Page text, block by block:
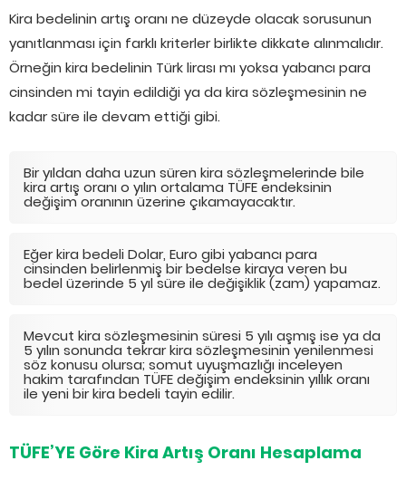
Kira bedelinin artış oranı ne düzeyde olacak sorusunun
yanıtlanması için farklı kriterler birlikte dikkate alınmalıdır.
Örneğin kira bedelinin Türk lirası mı yoksa yabancı para
cinsinden mi tayin edildiği ya da kira sözleşmesinin ne
kadar süre ile devam ettiği gibi.
Bir yıldan daha uzun süren kira sözleşmelerinde bile
kira artış oranı o yılın ortalama TÜFE endeksinin
değişim oranının üzerine çıkamayacaktır.
Eğer kira bedeli Dolar, Euro gibi yabancı para
cinsinden belirlenmiş bir bedelse kiraya veren bu
bedel üzerinde 5 yıl süre ile değişiklik (zam) yapamaz.
Mevcut kira sözleşmesinin süresi 5 yılı aşmış ise ya da
5 yılın sonunda tekrar kira sözleşmesinin yenilenmesi
söz konusu olursa; somut uyuşmazlığı inceleyen
hakim tarafından TÜFE değişim endeksinin yıllık oranı
ile yeni bir kira bedeli tayin edilir.
TÜFE’YE Göre Kira Artış Oranı Hesaplama